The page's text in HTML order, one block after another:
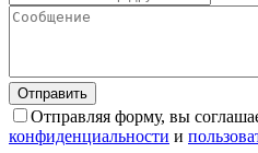
Отправляя форму, вы
конфиденциальности и